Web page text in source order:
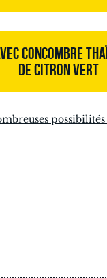
CONCOMBRE
DE CITRON VERT